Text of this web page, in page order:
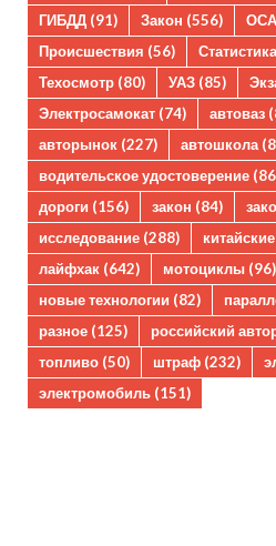
ГИБДД (91) Закон (556)
Происшествия (56)
Техосмотр (80) УАЗ (85)
Электросамокат (74) автоваз
авторынок (227) автошкола
водительское удостоверение
дороги (156) закон (84)
исследование (288)
лайфхак (642) мотоциклы (96)
новые технологии (82)
разное (125) российский
топливо (50) штраф (232)
электромобиль (151)